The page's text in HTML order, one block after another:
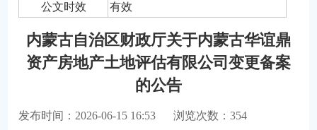
公文时效
有效
内蒙古自治区财政厅关于内蒙古华谊鼎
资产房地产土地评估有限公司变更备案
的公告
发布时间：2026-06-15 16:53 浏览次数：354